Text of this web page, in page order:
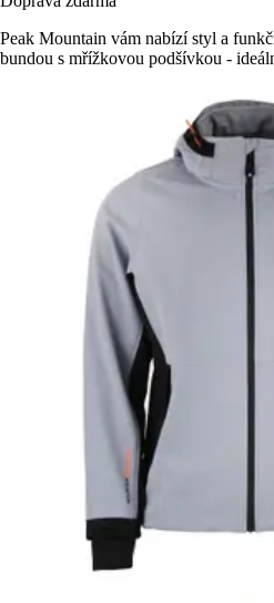
Peak Mountain vám nabízí styl a
bundou s mřížkovou podšívkou -